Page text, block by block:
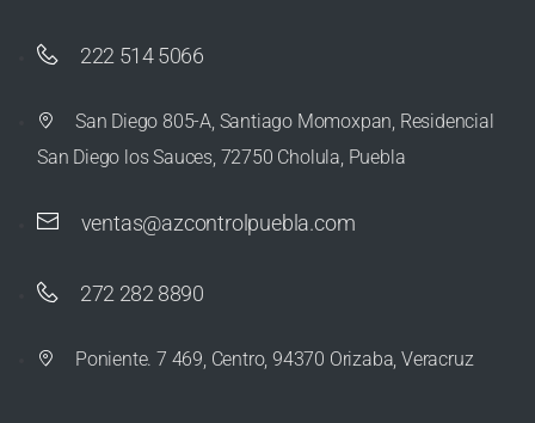
222 514 5066
San Diego 805-A, Santiago Momoxpan, Residencial
San Diego los Sauces, 72750 Cholula, Puebla
ventas@azcontrolpuebla.com
272 282 8890
Poniente. 7 469, Centro, 94370 Orizaba, Veracruz